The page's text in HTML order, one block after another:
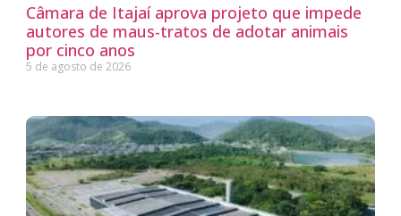
Câmara de Itajaí aprova projeto que impede
autores de maus-tratos de adotar animais
por cinco anos
5 de agosto de 2026